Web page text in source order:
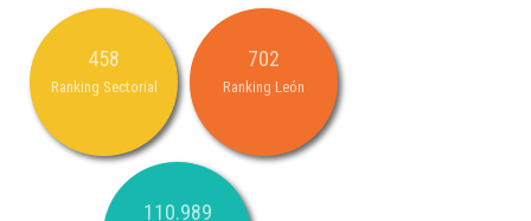
458
Ranking Sectorial
702
Ranking León
110.989